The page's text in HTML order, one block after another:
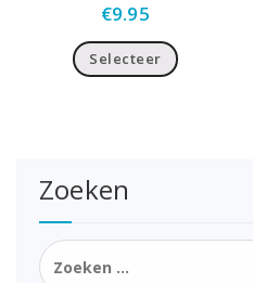
€9.95
Selecteer
Zoeken
Zoeken
naar: